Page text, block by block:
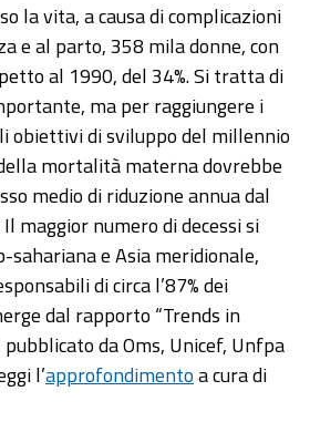
la vita, a causa di complicazioni
e al parto, 358 mila donne, con
al 1990, del 34%. Si tratta di
ma per raggiungere i
obiettivi di sviluppo del millennio
mortalità materna dovrebbe
medio di riduzione annua dal
maggior numero di decessi si
sahariana e Asia meridionale,
di circa l’87% dei
dal rapporto “Trends in
da Oms, Unicef, Unfpa
l’approfondimentoa cura di